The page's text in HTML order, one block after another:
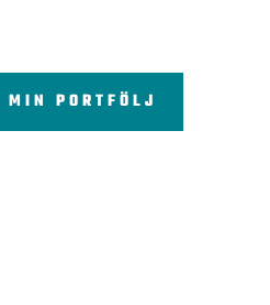
PORTFÖLJ